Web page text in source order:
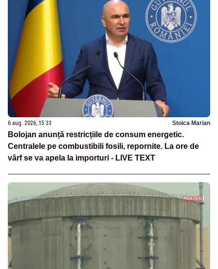
6 aug. 2026, 15:33 Stoica Marian
Bolojan anunță restricțiile de consum energetic.
Centralele pe combustibili fosili, repornite. La ore de
vârf se va apela la importuri - LIVE TEXT